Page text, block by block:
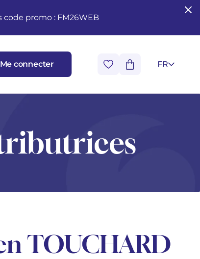
code promo : FM26WEB
Me connecter FR
TOUCHARD